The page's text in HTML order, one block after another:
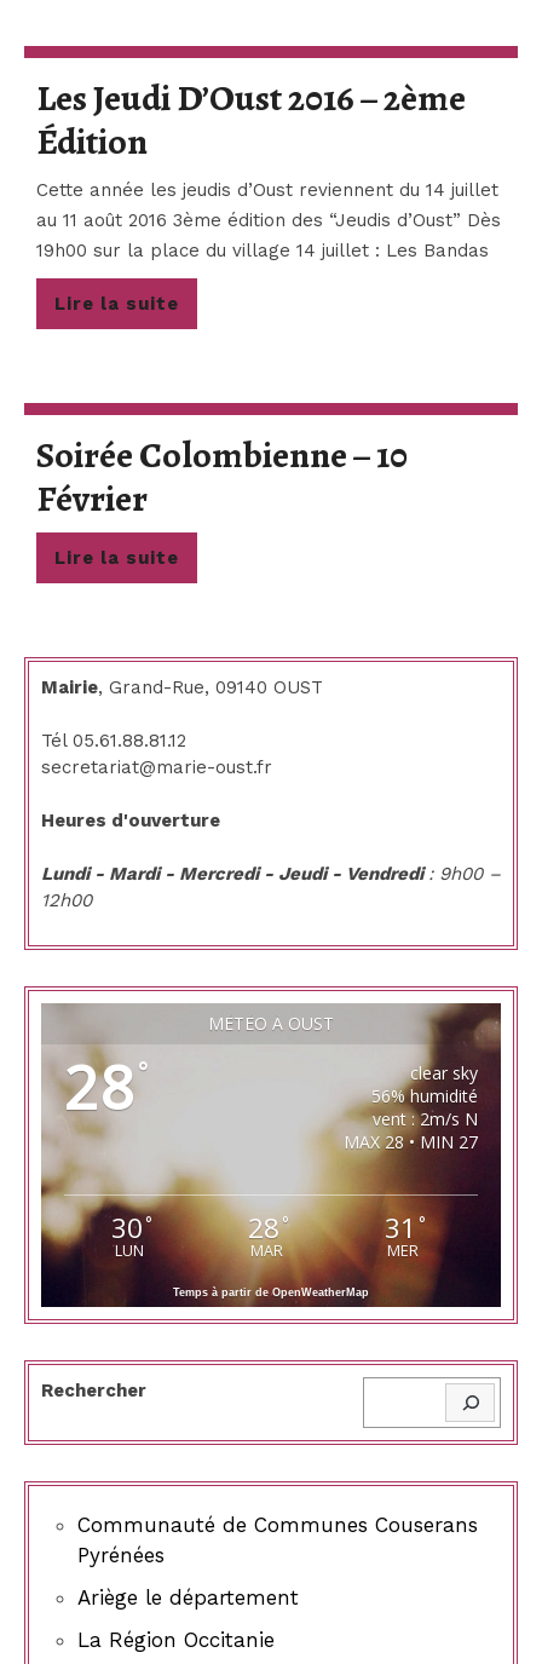
Les
Orgues
Haut
Salat
REQUIEM
D’Alexander
Les Jeudi D’Oust 2016 – 2ème
ÉditionLes
Jeudi
D’Oust
2016
–
Édition
Cette année les jeudis d’Oust reviennent du 14 juillet
au 11 août 2016 3ème édition des “Jeudis d’Oust” Dès
19h00 sur la place du village 14 juillet : Les Bandas
Lire la suite
la
Soirée Colombienne – 10
FévrierSoirée
Colombienne
–
Février
Lire la suite
la
Mairie, Grand-Rue, 09140 OUST
Tél 05.61.88.81.12
secretariat@marie-oust.fr
Heures d'ouverture
Lundi - Mardi - Mercredi - Jeudi - Vendredi: 9h00 –
12h00
MÉTÉO À OUST
28°
clear sky
56% humidité
vent : 2m/s N
MAX 28 • MIN 27
30°
LUN
28°
MAR
31 °
MER
Temps à partir de OpenWeatherMap
Rechercher
Communauté de Communes Couserans
Pyrénées
Ariège le département
La Région Occitanie